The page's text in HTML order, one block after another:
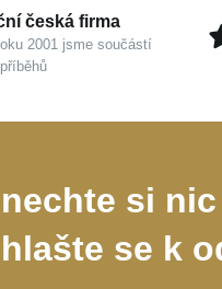
česká firma
2001 jsme součástí
si
se k